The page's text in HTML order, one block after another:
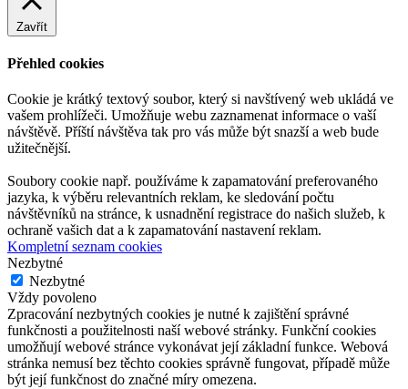
Zavřít
Přehled cookies
Cookie je krátký textový soubor, který si navštívený web ukládá ve
vašem prohlížeči. Umožňuje webu zaznamenat informace o vaší
návštěvě. Příští návštěva tak pro vás může být snazší a web bude
užitečnější.
Soubory cookie např. používáme k zapamatování preferovaného
jazyka, k výběru relevantních reklam, ke sledování počtu
návštěvníků na stránce, k usnadnění registrace do našich služeb, k
ochraně vašich dat a k zapamatování nastavení reklam.
Kompletní seznam cookies
Nezbytné
Nezbytné
Vždy povoleno
Zpracování nezbytných cookies je nutné k zajištění správné
funkčnosti a použitelnosti naší webové stránky. Funkční cookies
umožňují webové stránce vykonávat její základní funkce. Webová
stránka nemusí bez těchto cookies správně fungovat, případě může
být její funkčnost do značné míry omezena.